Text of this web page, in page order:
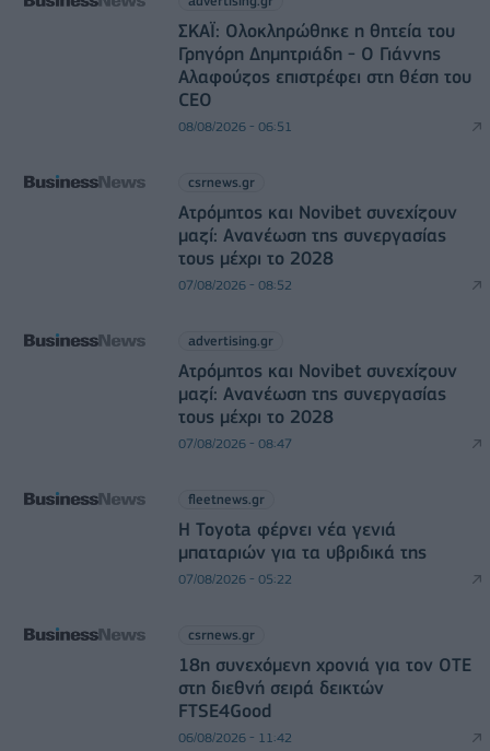
ΣΚΑΪ: Ολοκληρώθηκε η θητεία του
Γρηγόρη Δημητριάδη - Ο Γιάννης
Αλαφούζος επιστρέφει στη θέση του
CEO
08/08/2026 - 06:51
csrnews.gr
Ατρόμητος και Novibet συνεχίζουν
μαζί: Ανανέωση της συνεργασίας
τους μέχρι το 2028
07/08/2026 - 08:52
advertising.gr
Ατρόμητος και Novibet συνεχίζουν
μαζί: Ανανέωση της συνεργασίας
τους μέχρι το 2028
07/08/2026 - 08:47
fleetnews.gr
Η Toyota φέρνει νέα γενιά
μπαταριών για τα υβριδικά της
07/08/2026 - 05:22
csrnews.gr
18η συνεχόμενη χρονιά για τον ΟΤΕ
στη διεθνή σειρά δεικτών
FTSE4Good
06/08/2026 - 11:42